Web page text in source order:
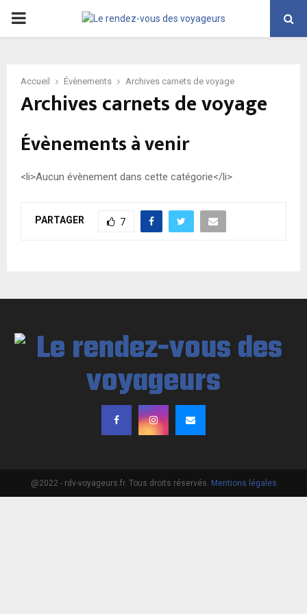
PRIMARY
Accueil Évènements Archives carnets de voyage
Archives carnets de voyage
Évènements à venir
<li>Aucun évènement dans cette catégorie</li>
PARTAGER 7
@2022 - rdv-voyageurs.fr. Tous droits réservés. Mentions légales